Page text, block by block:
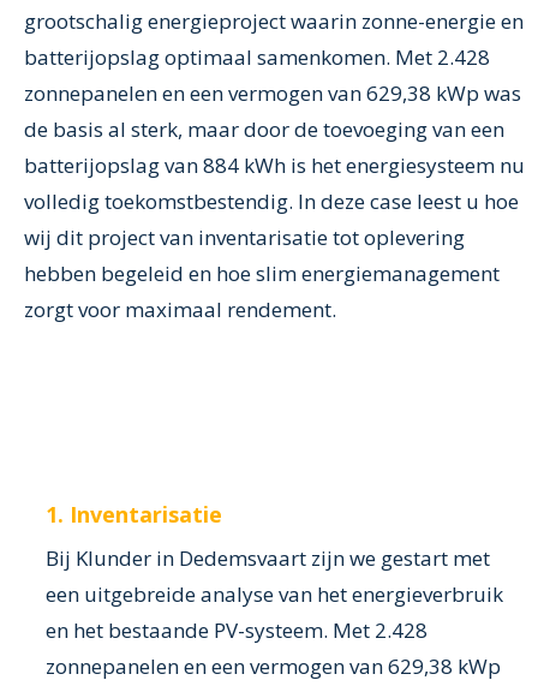
grootschalig energieproject waarin zonne-energie en
batterijopslag optimaal samenkomen. Met 2.428
zonnepanelen en een vermogen van 629,38 kWp was
de basis al sterk, maar door de toevoeging van een
batterijopslag van 884 kWh is het energiesysteem nu
volledig toekomstbestendig. In deze case leest u hoe
wij dit project van inventarisatie tot oplevering
hebben begeleid en hoe slim energiemanagement
zorgt voor maximaal rendement.
1. Inventarisatie
Bij Klunder in Dedemsvaart zijn we gestart met
een uitgebreide analyse van het energieverbruik
en het bestaande PV-systeem. Met 2.428
zonnepanelen en een vermogen van 629,38 kWp